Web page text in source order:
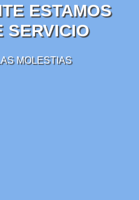
ESTAMOS
SERVICIO
MOLESTIAS